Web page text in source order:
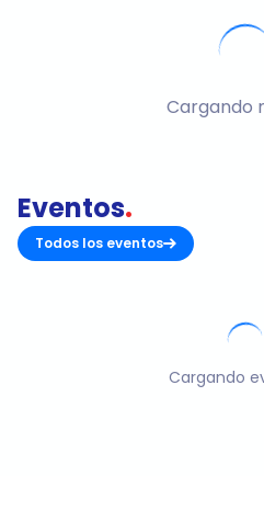
Cargando
Eventos.
Todos los eventos
Cargando